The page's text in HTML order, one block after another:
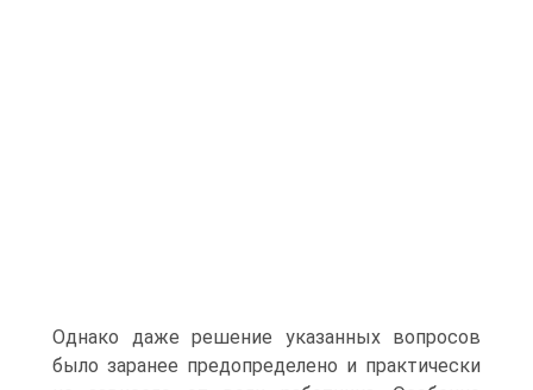
Однако даже решение указанных вопросов
было заранее предопределено и практически